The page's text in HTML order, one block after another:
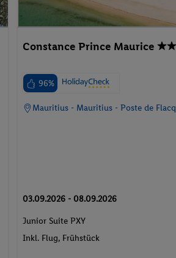
Constance Prince Maurice
96%
Mauritius - Mauritius - Poste de Flacq
03.09.2026 - 08.09.2026
Junior Suite PXY
Inkl. Flug, Frühstück